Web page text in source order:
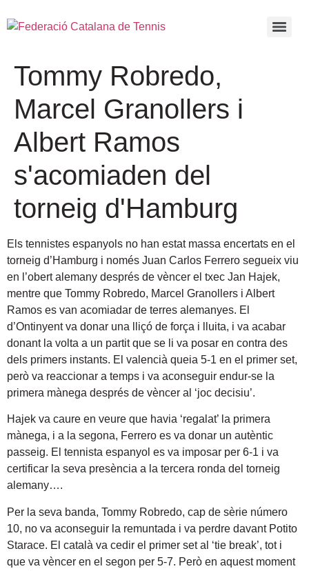
Tommy Robredo,
Marcel Granollers i
Albert Ramos
s'acomiaden del
torneig d'Hamburg
Els tennistes espanyols no han estat massa encertats en el
torneig d’Hamburg i només Juan Carlos Ferrero segueix viu
en l’obert alemany després de vèncer el txec Jan Hajek,
mentre que Tommy Robredo, Marcel Granollers i Albert
Ramos es van acomiadar de terres alemanyes. El
d’Ontinyent va donar una lliçó de força i lluita, i va acabar
donant la volta a un partit que se li va posar en contra des
dels primers instants. El valencià queia 5-1 en el primer set,
però va reaccionar a temps i va aconseguir endur-se la
primera mànega després de vèncer al ‘joc decisiu’.
Hajek va caure en veure que havia ‘regalat’ la primera
mànega, i a la segona, Ferrero es va donar un autèntic
passeig. El tennista espanyol es va imposar per 6-1 i va
certificar la seva presència a la tercera ronda del torneig
alemany….
Per la seva banda, Tommy Robredo, cap de sèrie número
10, no va aconseguir la remuntada i va perdre davant Potito
Starace. El català va cedir el primer set al ‘tie break’, tot i
que va vèncer en el segon per 5-7. Però en aquest moment